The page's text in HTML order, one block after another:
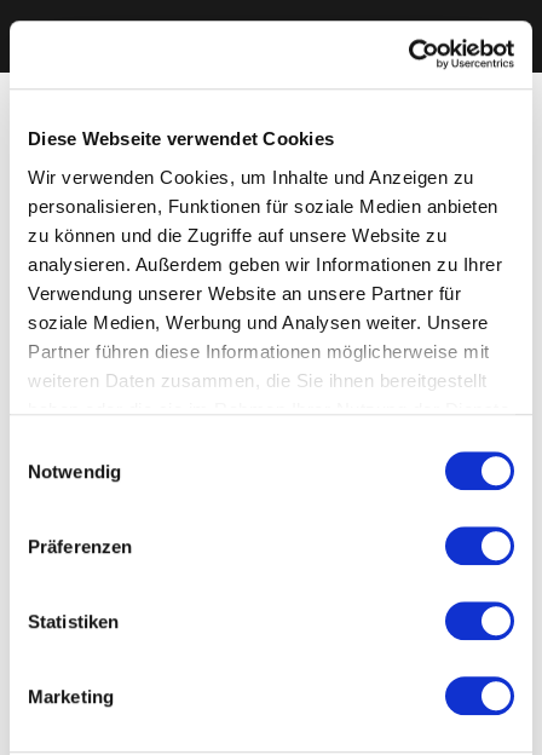
Diese Webseite verwendet Cookies
Wir verwenden Cookies, um Inhalte und Anzeigen zu
personalisieren, Funktionen für soziale Medien anbieten
zu können und die Zugriffe auf unsere Website zu
analysieren. Außerdem geben wir Informationen zu Ihrer
Verwendung unserer Website an unsere Partner für
soziale Medien, Werbung und Analysen weiter. Unsere
Partner führen diese Informationen möglicherweise mit
weiteren Daten zusammen, die Sie ihnen bereitgestellt
Cookies, wenn Sie unsere Webseite weiterhin nutzen.
Notwendig
Präferenzen
Statistiken
Marketing